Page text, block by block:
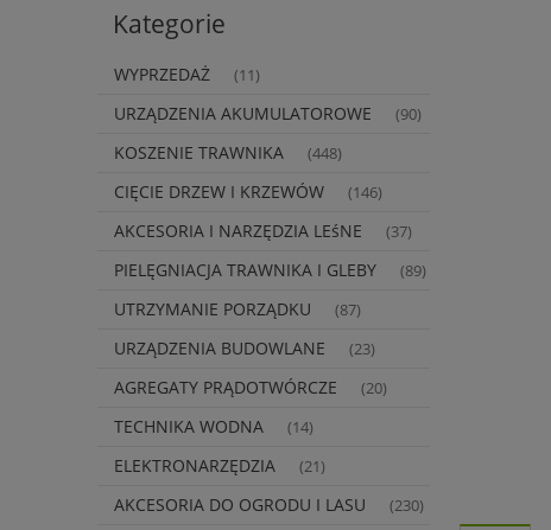
Kategorie
WYPRZEDAŻ (11)
URZĄDZENIA AKUMULATOROWE (90)
KOSZENIE TRAWNIKA (448)
CIĘCIE DRZEW I KRZEWÓW (146)
AKCESORIA I NARZĘDZIA LEśNE (37)
PIELĘGNIACJA TRAWNIKA I GLEBY (89)
UTRZYMANIE PORZĄDKU (87)
URZĄDZENIA BUDOWLANE (23)
AGREGATY PRĄDOTWÓRCZE (20)
TECHNIKA WODNA (14)
ELEKTRONARZĘDZIA (21)
AKCESORIA DO OGRODU I LASU (230)